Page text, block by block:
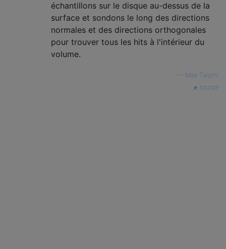
échantillons sur le disque au-dessus de la
surface et sondons le long des directions
normales et des directions orthogonales
pour trouver tous les hits à l'intérieur du
volume.
Max Tarpini
source